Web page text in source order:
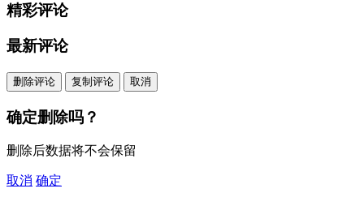
精彩评论
最新评论
删除评论 复制评论 取消
确定删除吗？
删除后数据将不会保留
取消 确定